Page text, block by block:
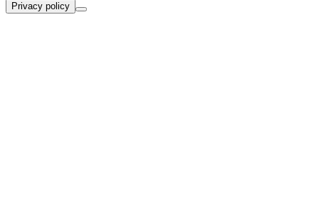
Privacy policy